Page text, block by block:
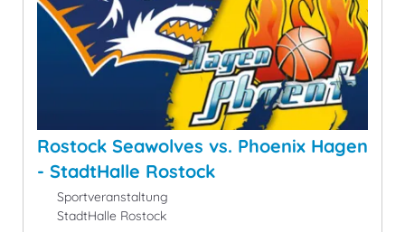
Rostock Seawolves vs. Phoenix Hagen
- StadtHalle Rostock
Sportveranstaltung
StadtHalle Rostock